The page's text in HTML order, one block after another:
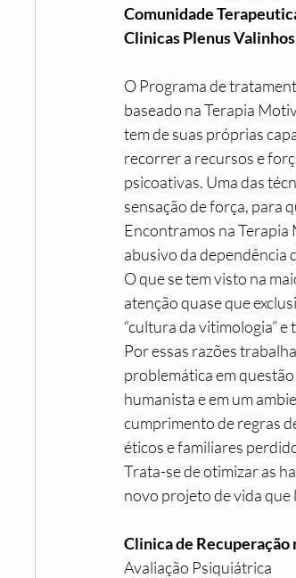
Comunidade
Clinicas Plenus Valinhos
O Programa de
baseado na Terapia
tem de suas próprias
recorrer a recursos e
psicoativas. Uma das
sensação de força, para
Encontramos na
abusivo da dependência
O que se tem visto na
atenção quase que
“cultura da vitimologia”
Por essas razões
problemática em
humanista e em um
cumprimento de regras
éticos e familiares
Trata-se de otimizar as
novo projeto de vida que
Clinica de Recuperação
Avaliação Psiquiátrica